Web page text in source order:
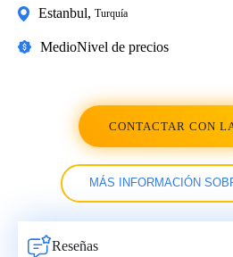
Estanbul, Turquía
MedioNivel de precios
CONTACTAR CON
MÁS INFORMACIÓN
Reseñas